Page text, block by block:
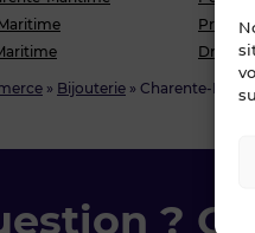
» Bijouterie » Charente-
Droit
?